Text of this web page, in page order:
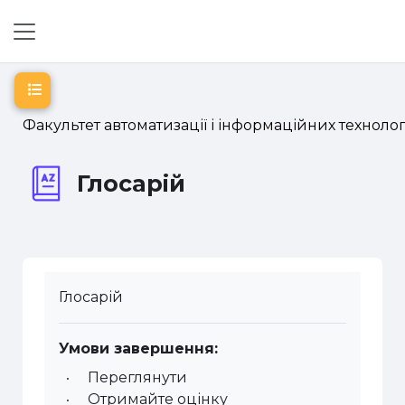
Факультет автоматизації і інформаційних
Глосарій
Відкритий покажчик курсу
Глосарій
Умови завершення:
Переглянути
Отримайте оцінку